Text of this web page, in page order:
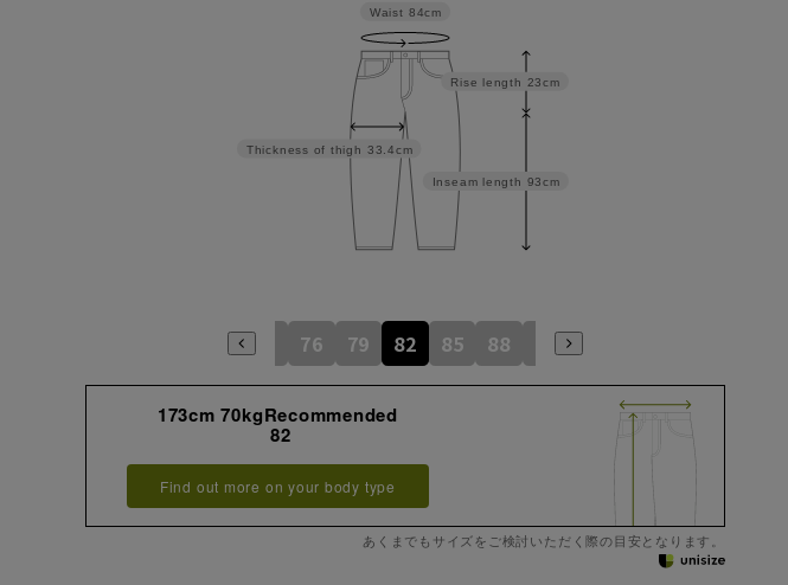
Inseam length 93cm
Rise length 23cm
Thickness of thigh 33.4cm
Waist 84cm
70 73 76 79 82 85 88 91 94
173cm 70kgRecommended
82
Find out more on your body type
あくまでもサイズをご検討いただく際の目安となります。